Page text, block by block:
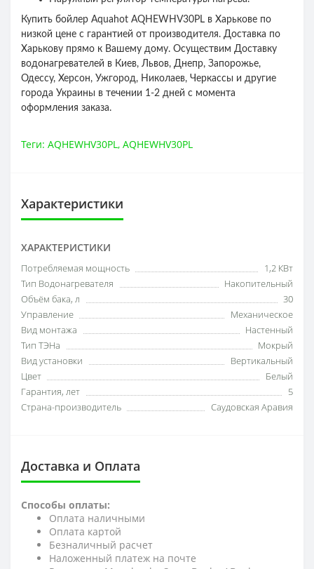
Купить бойлер Aquahot AQHEWHV30PL в Харькове по
низкой цене с гарантией от производителя. Доставка по
Харькову прямо к Вашему дому. Осуществим Доставку
водонагревателей в Киев, Львов, Днепр, Запорожье,
Одессу, Херсон, Ужгород, Николаев, Черкассы и другие
города Украины в течении 1-2 дней с момента
оформления заказа.
Теги: AQHEWHV30PL, AQHEWHV30PL
Характеристики
ХАРАКТЕРИСТИКИ
Потребляемая мощность
1,2 КВт
Тип Водонагревателя
Накопительный
Объём бака, л
30
Управление
Механическое
Вид монтажа
Настенный
Тип ТЭНа
Мокрый
Вид установки
Вертикальный
Цвет
Белый
Гарантия, лет
5
Страна-производитель
Саудовская Аравия
Доставка и Оплата
Способы оплаты:
Оплата наличными
Оплата картой
Безналичный расчет
Наложенный платеж на почте